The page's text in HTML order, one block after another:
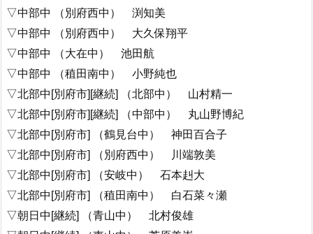
▽中部中 （別府西中） 渕知美
▽中部中 （別府西中） 大久保翔平
▽中部中 （大在中） 池田航
▽中部中 （稙田南中） 小野純也
▽北部中[別府市][継続] （北部中） 山村精一
▽北部中[別府市][継続] （中部中） 丸山野博紀
▽北部中[別府市] （鶴見台中） 神田百合子
▽北部中[別府市] （別府西中） 川端敦美
▽北部中[別府市] （安岐中） 石本赳大
▽北部中[別府市] （稙田南中） 白石菜々瀬
▽朝日中[継続] （青山中） 北村俊雄